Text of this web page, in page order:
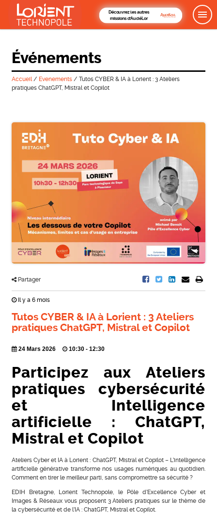
Découvrez les autres
missions d'AudéLor
Événements
Accueil/ Evenements/ Tutos CYBER & IA à Lorient : 3 Ateliers
pratiques ChatGPT, Mistral et Copilot
Partager
Il y a 6 mois
Tutos CYBER & IA à Lorient : 3 Ateliers
pratiques ChatGPT, Mistral et Copilot
24 Mars 2026 10:30 - 12:30
Participez aux Ateliers
pratiques cybersécurité
et Intelligence
artificielle : ChatGPT,
Mistral et Copilot
Ateliers Cyber et IA à Lorient : ChatGPT, Mistral et Copilot – L’intelligence
artificielle générative transforme nos usages numériques au quotidien.
Comment en tirer le meilleur parti, sans compromettre sa sécurité ?
EDIH Bretagne, Lorient Technopole, le Pôle d’Excellence Cyber et
Images & Réseaux vous proposent 3 Ateliers pratiques sur le thème de
la cybersécurité et de l’IA : ChatGPT, Mistral et Copilot.